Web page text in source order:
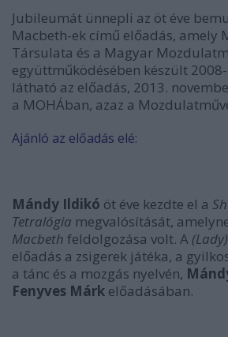
Jubileumát ünnepli az öt éve
Macbeth-ek című előadás, amely
Társulata és a Magyar
együttműködésében készült
látható az előadás, 2013.
a MOHÁban, azaz a
Ajánló az előadás elé:
Mándy Ildikó öt éve kezdte el a
Tetralógia megvalósítását,
Macbeth feldolgozása volt. A
előadás a zsigerek játéka, a
a tánc és a mozgás nyelvén,
Fenyves Márk előadásában.